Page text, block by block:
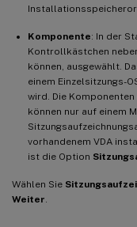
Komponente: In der
Kontrollkästchen
können, ausgewählt.
einem Einzelsitzungs-
wird. Die
können nur auf einem
vorhandenem VDA
ist die Option
Wählen Sie
Weiter.